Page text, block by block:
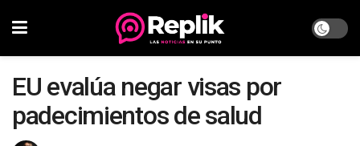
EU evalúa negar visas por
padecimientos de salud